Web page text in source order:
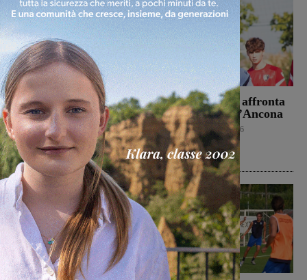
Il Terrranuova Traiana
battuto 3-1
nell’amichevole di
Grosseto
Calcio 8 Agosto 2026
Il Montevarchi affronta
in amichevole l’Ancona
Calcio 8 Agosto 2026